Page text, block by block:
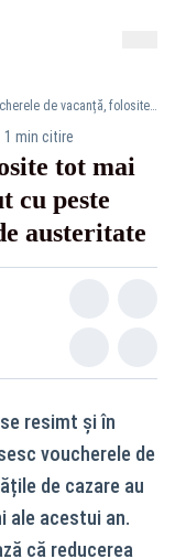
Voucherele de vacanță, folosite tot mai puțin: decontările au scăzut cu peste 60% din cauza măsurilor de austeritate
1 min citire
tot mai
cu peste
austeritate
resimt și în
voucherele de
de cazare au
ale acestui an.
că reducerea